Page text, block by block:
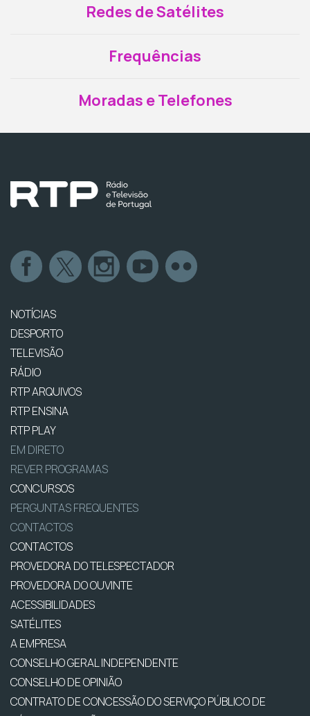
Redes de Satélites
Frequências
Moradas e Telefones
NOTÍCIAS
DESPORTO
TELEVISÃO
RÁDIO
RTP ARQUIVOS
RTP ENSINA
RTP PLAY
EM DIRETO
REVER PROGRAMAS
CONCURSOS
PERGUNTAS FREQUENTES
CONTACTOS
CONTACTOS
PROVEDORA DO TELESPECTADOR
PROVEDORA DO OUVINTE
ACESSIBILIDADES
SATÉLITES
A EMPRESA
CONSELHO GERAL INDEPENDENTE
CONSELHO DE OPINIÃO
CONTRATO DE CONCESSÃO DO SERVIÇO PÚBLICO DE